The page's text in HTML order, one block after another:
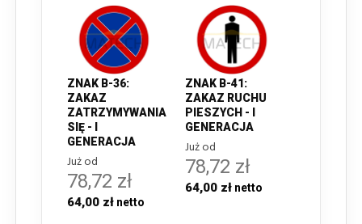
ZNAK B-36:
ZAKAZ
ZATRZYMYWANIA
SIĘ - I
GENERACJA
Już od
78,72 zł
64,00 zł
ZNAK B-41:
ZAKAZ RUCHU
PIESZYCH - I
GENERACJA
Już od
78,72 zł
64,00 zł